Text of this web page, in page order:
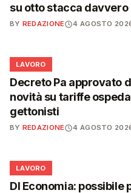
su otto stacca davvero
BY REDAZIONE 4 AGOSTO
💼
LAVORO
Decreto Pa approvato
novità su tariffe
gettonisti
BY REDAZIONE 4 AGOSTO
💼
LAVORO
Dl Economia: